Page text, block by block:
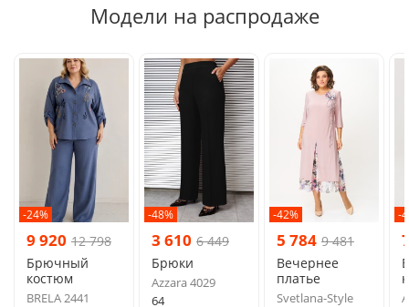
Модели на распродаже
-24%
9 920 12 798
Брючный
костюм
BRELA 2441
-48%
3 610 6 449
Брюки
Azzara 4029
64
-42%
5 784 9 481
Вечернее
платье
Svetlana-Style
-